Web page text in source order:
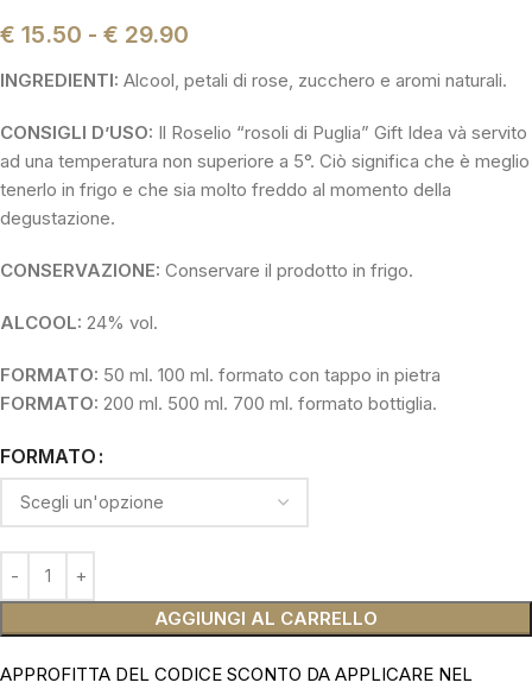
€ 15.50 - € 29.90
INGREDIENTI: Alcool, petali di rose, zucchero e aromi naturali.
CONSIGLI D’USO: Il Roselio “rosoli di Puglia” Gift Idea và servito
ad una temperatura non superiore a 5°. Ciò significa che è meglio
tenerlo in frigo e che sia molto freddo al momento della
degustazione.
CONSERVAZIONE: Conservare il prodotto in frigo.
ALCOOL: 24% vol.
FORMATO: 50 ml. 100 ml. formato con tappo in pietra
FORMATO: 200 ml. 500 ml. 700 ml. formato bottiglia.
FORMATO
AGGIUNGI AL CARRELLO
APPROFITTA DEL CODICE SCONTO DA APPLICARE NEL